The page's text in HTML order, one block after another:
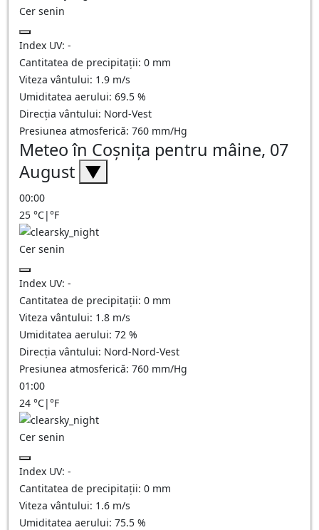
Cer senin
Index UV: -
Cantitatea de precipitații: 0 mm
Viteza vântului: 1.9 m/s
Umiditatea aerului: 69.5 %
Direcția vântului: Nord-Vest
Presiunea atmosferică: 760 mm/Hg
Meteo în Coşniţa pentru mâine, 07
August ▼
00:00
25 °C|°F
Cer senin
Index UV: -
Cantitatea de precipitații: 0 mm
Viteza vântului: 1.8 m/s
Umiditatea aerului: 72 %
Direcția vântului: Nord-Nord-Vest
Presiunea atmosferică: 760 mm/Hg
01:00
24 °C|°F
Cer senin
Index UV: -
Cantitatea de precipitații: 0 mm
Viteza vântului: 1.6 m/s
Umiditatea aerului: 75.5 %